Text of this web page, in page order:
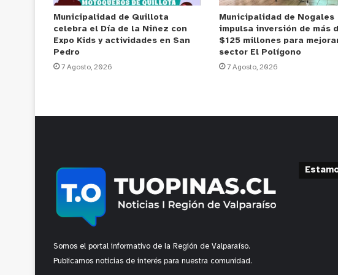
Municipalidad de Quillota
celebra el Día de la Niñez con
Expo Kids y actividades en San
Pedro
7 Agosto, 2026
Municipalidad de Nogales
impulsa inversión de más
$125 millones para
sector El Polígono
7 Agosto, 2026
Somos el portal informativo de la Región de Valparaíso.
Publicamos noticias de interés para nuestra comunidad.